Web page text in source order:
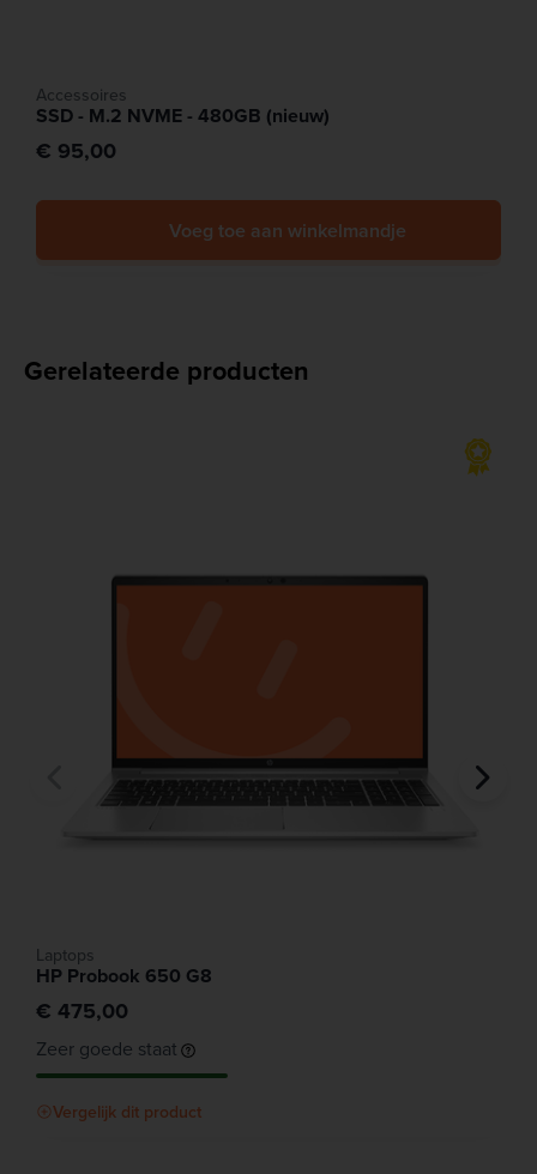
Accessoires
SSD - M.2 NVME - 480GB (nieuw)
€ 95,00
Voeg toe aan winkelmandje
Gerelateerde producten
Laptops
HP Probook 650 G8
€ 475,00
Zeer goede staat
Vergelijk dit product